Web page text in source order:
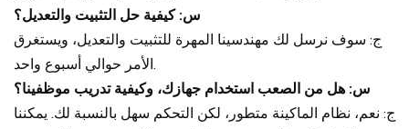
س: كيفية حل التثبيت والتعديل؟
ج: سوف نرسل لك مهندسينا المهرة للتثبيت والتعديل، ويستغرق
الأمر حوالي أسبوع واحد.
س: هل من الصعب استخدام جهازك، وكيفية تدريب موظفينا؟
ج: نعم، نظام الماكينة متطور، لكن التحكم سهل بالنسبة لك. يمكننا